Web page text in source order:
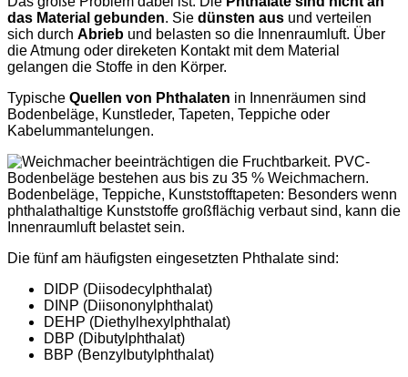
das Material gebunden. Sie dünsten aus und verteilen
sich durch Abrieb und belasten so die Innenraumluft. Über
die Atmung oder direketen Kontakt mit dem Material
gelangen die Stoffe in den Körper.
Typische Quellen von Phthalaten in Innenräumen sind
Bodenbeläge, Kunstleder, Tapeten, Teppiche oder
Kabelummantelungen.
Bodenbeläge, Teppiche, Kunststofftapeten: Besonders wenn
phthalathaltige Kunststoffe großflächig verbaut sind, kann die
Innenraumluft belastet sein.
Die fünf am häufigsten eingesetzten Phthalate sind:
DIDP (Diisodecylphthalat)
DINP (Diisononylphthalat)
DEHP (Diethylhexylphthalat)
DBP (Dibutylphthalat)
BBP (Benzylbutylphthalat)